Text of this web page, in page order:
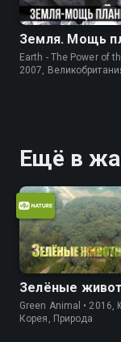
Земля. Мощь
Earth - The Power of
2007,
Ещё в
Зелёные
Green Animal • 2016,
Корея, Природа